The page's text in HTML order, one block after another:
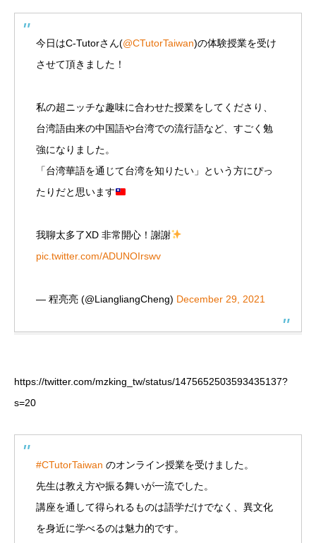
今日はC-Tutorさん(@CTutorTaiwan)の体験授業を受け
させて頂きました！
私の超ニッチな趣味に合わせた授業をしてくださり、
台湾語由来の中国語や台湾での流行語など、すごく勉
強になりました。
「台湾華語を通じて台湾を知りたい」という方にぴっ
たりだと思います
我聊太多了XD 非常開心！謝謝
pic.twitter.com/ADUNOIrswv
— 程亮亮 (@LiangliangCheng) December 29, 2021
https://twitter.com/mzking_tw/status/1475652503593435137?
s=20
#CTutorTaiwan のオンライン授業を受けました。
先生は教え方や振る舞いが一流でした。
講座を通して得られるものは語学だけでなく、異文化
を身近に学べるのは魅力的です。